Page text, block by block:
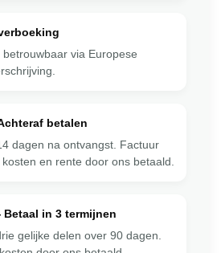
betrouwbaar via Europese
betalen
dagen na ontvangst. Factuur
en rente door ons betaald.
in 3 termijnen
gelijke delen over 90 dagen.